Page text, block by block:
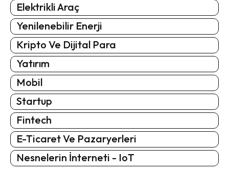
Elektrikli Araç
Yenilenebilir Enerji
Kripto Ve Dijital Para
Yatırım
Mobil
Startup
Fintech
E-Ticaret Ve Pazaryerleri
Nesnelerin İnterneti - IoT